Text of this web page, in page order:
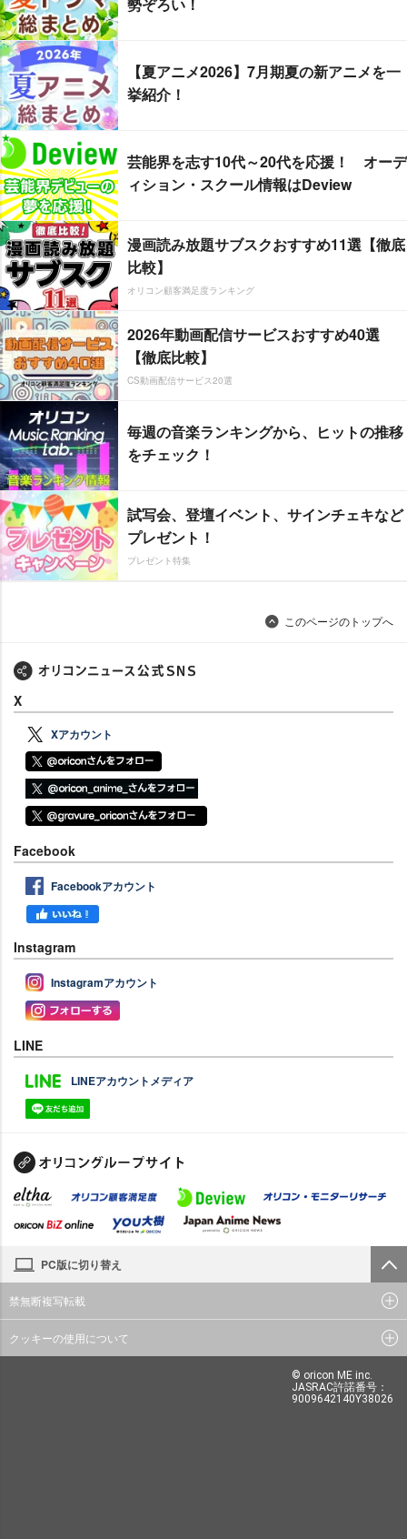
【夏アニメ2026】7月期夏の新アニメを一
挙紹介！
芸能界を志す10代～20代を応援！ オーデ
ィション・スクール情報はDeview
漫画読み放題サブスクおすすめ11選【徹底
比較】
オリコン顧客満足度ランキング
2026年動画配信サービスおすすめ40選
【徹底比較】
CS動画配信サービス20選
毎週の音楽ランキングから、ヒットの推移
をチェック！
試写会、登壇イベント、サインチェキなど
プレゼント！
プレゼント特集
このページのトップへ
X
Xアカウント
Facebook
Facebookアカウント
Instagram
Instagramアカウント
LINE
LINEアカウントメディア
PC版に切り替え
禁無断複写転載
クッキーの使用について
© oricon ME inc.
JASRAC許諾番号：
9009642140Y38026